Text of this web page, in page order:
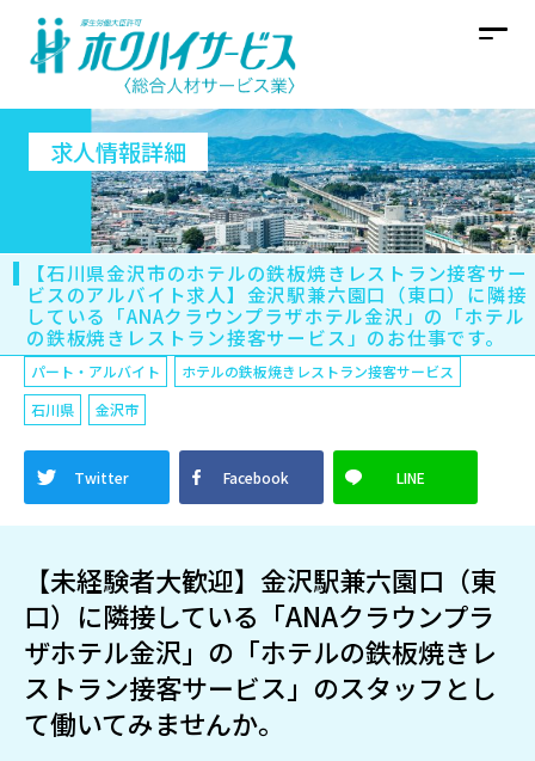
求人情報詳細
【石川県金沢市のホテルの鉄板焼きレストラン接客サー
ビスのアルバイト求人】金沢駅兼六園口（東口）に隣接
している「ANAクラウンプラザホテル金沢」の「ホテル
の鉄板焼きレストラン接客サービス」のお仕事です。
パート・アルバイト
ホテルの鉄板焼きレストラン接客サービス
石川県
金沢市
Twitter Facebook LINE
【未経験者大歓迎】金沢駅兼六園口（東
口）に隣接している「ANAクラウンプラ
ザホテル金沢」の「ホテルの鉄板焼きレ
ストラン接客サービス」のスタッフとし
て働いてみませんか。